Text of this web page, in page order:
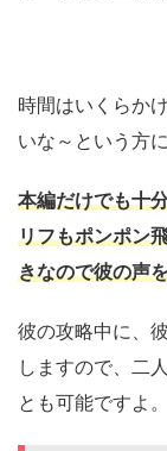
時間はいくらか
いな～という方
本編だけでも十
リフもポンポン
きなので彼の声
彼の攻略中に、
しますので、二
とも可能ですよ。